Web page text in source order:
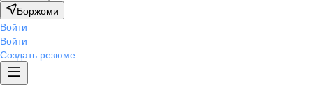
Боржоми
Войти
Войти
Создать резюме